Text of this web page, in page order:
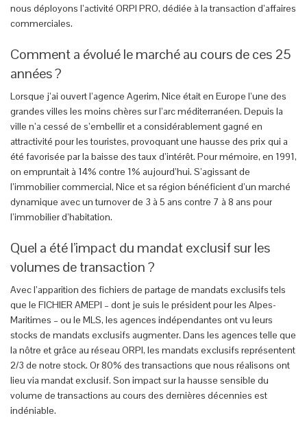
nous déployons l’activité ORPI PRO, dédiée à la transaction d’affaires
commerciales.
Comment a évolué le marché au cours de ces 25
années ?
Lorsque j’ai ouvert l’agence Agerim, Nice était en Europe l’une des
grandes villes les moins chères sur l’arc méditerranéen. Depuis la
ville n’a cessé de s’embellir et a considérablement gagné en
attractivité pour les touristes, provoquant une hausse des prix qui a
été favorisée par la baisse des taux d’intérêt. Pour mémoire, en 1991,
on empruntait à 14% contre 1% aujourd’hui. S’agissant de
l’immobilier commercial, Nice et sa région bénéficient d’un marché
dynamique avec un turnover de 3 à 5 ans contre 7 à 8 ans pour
l’immobilier d’habitation.
Quel a été l’impact du mandat exclusif sur les
volumes de transaction ?
Avec l’apparition des fichiers de partage de mandats exclusifs tels
que le FICHIER AMEPI – dont je suis le président pour les Alpes-
Maritimes – ou le MLS, les agences indépendantes ont vu leurs
stocks de mandats exclusifs augmenter. Dans les agences telle que
la nôtre et grâce au réseau ORPI, les mandats exclusifs représentent
2/3 de notre stock. Or 80% des transactions que nous réalisons ont
lieu via mandat exclusif. Son impact sur la hausse sensible du
volume de transactions au cours des dernières décennies est
indéniable.